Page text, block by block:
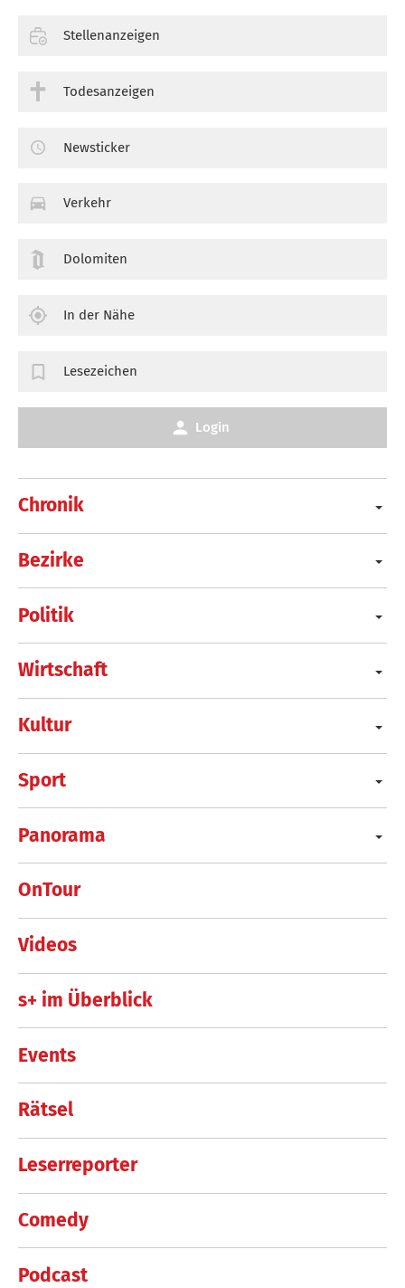
Chronik
Bezirke
Politik
Wirtschaft
Kultur
Sport
Panorama
OnTour
Videos
s+ im Überblick
Events
Rätsel
Leserreporter
Comedy
Podcast
Stellenanzeigen
Todesanzeigen
Newsticker
Verkehr
Dolomiten
In der Nähe
Lesezeichen
Login